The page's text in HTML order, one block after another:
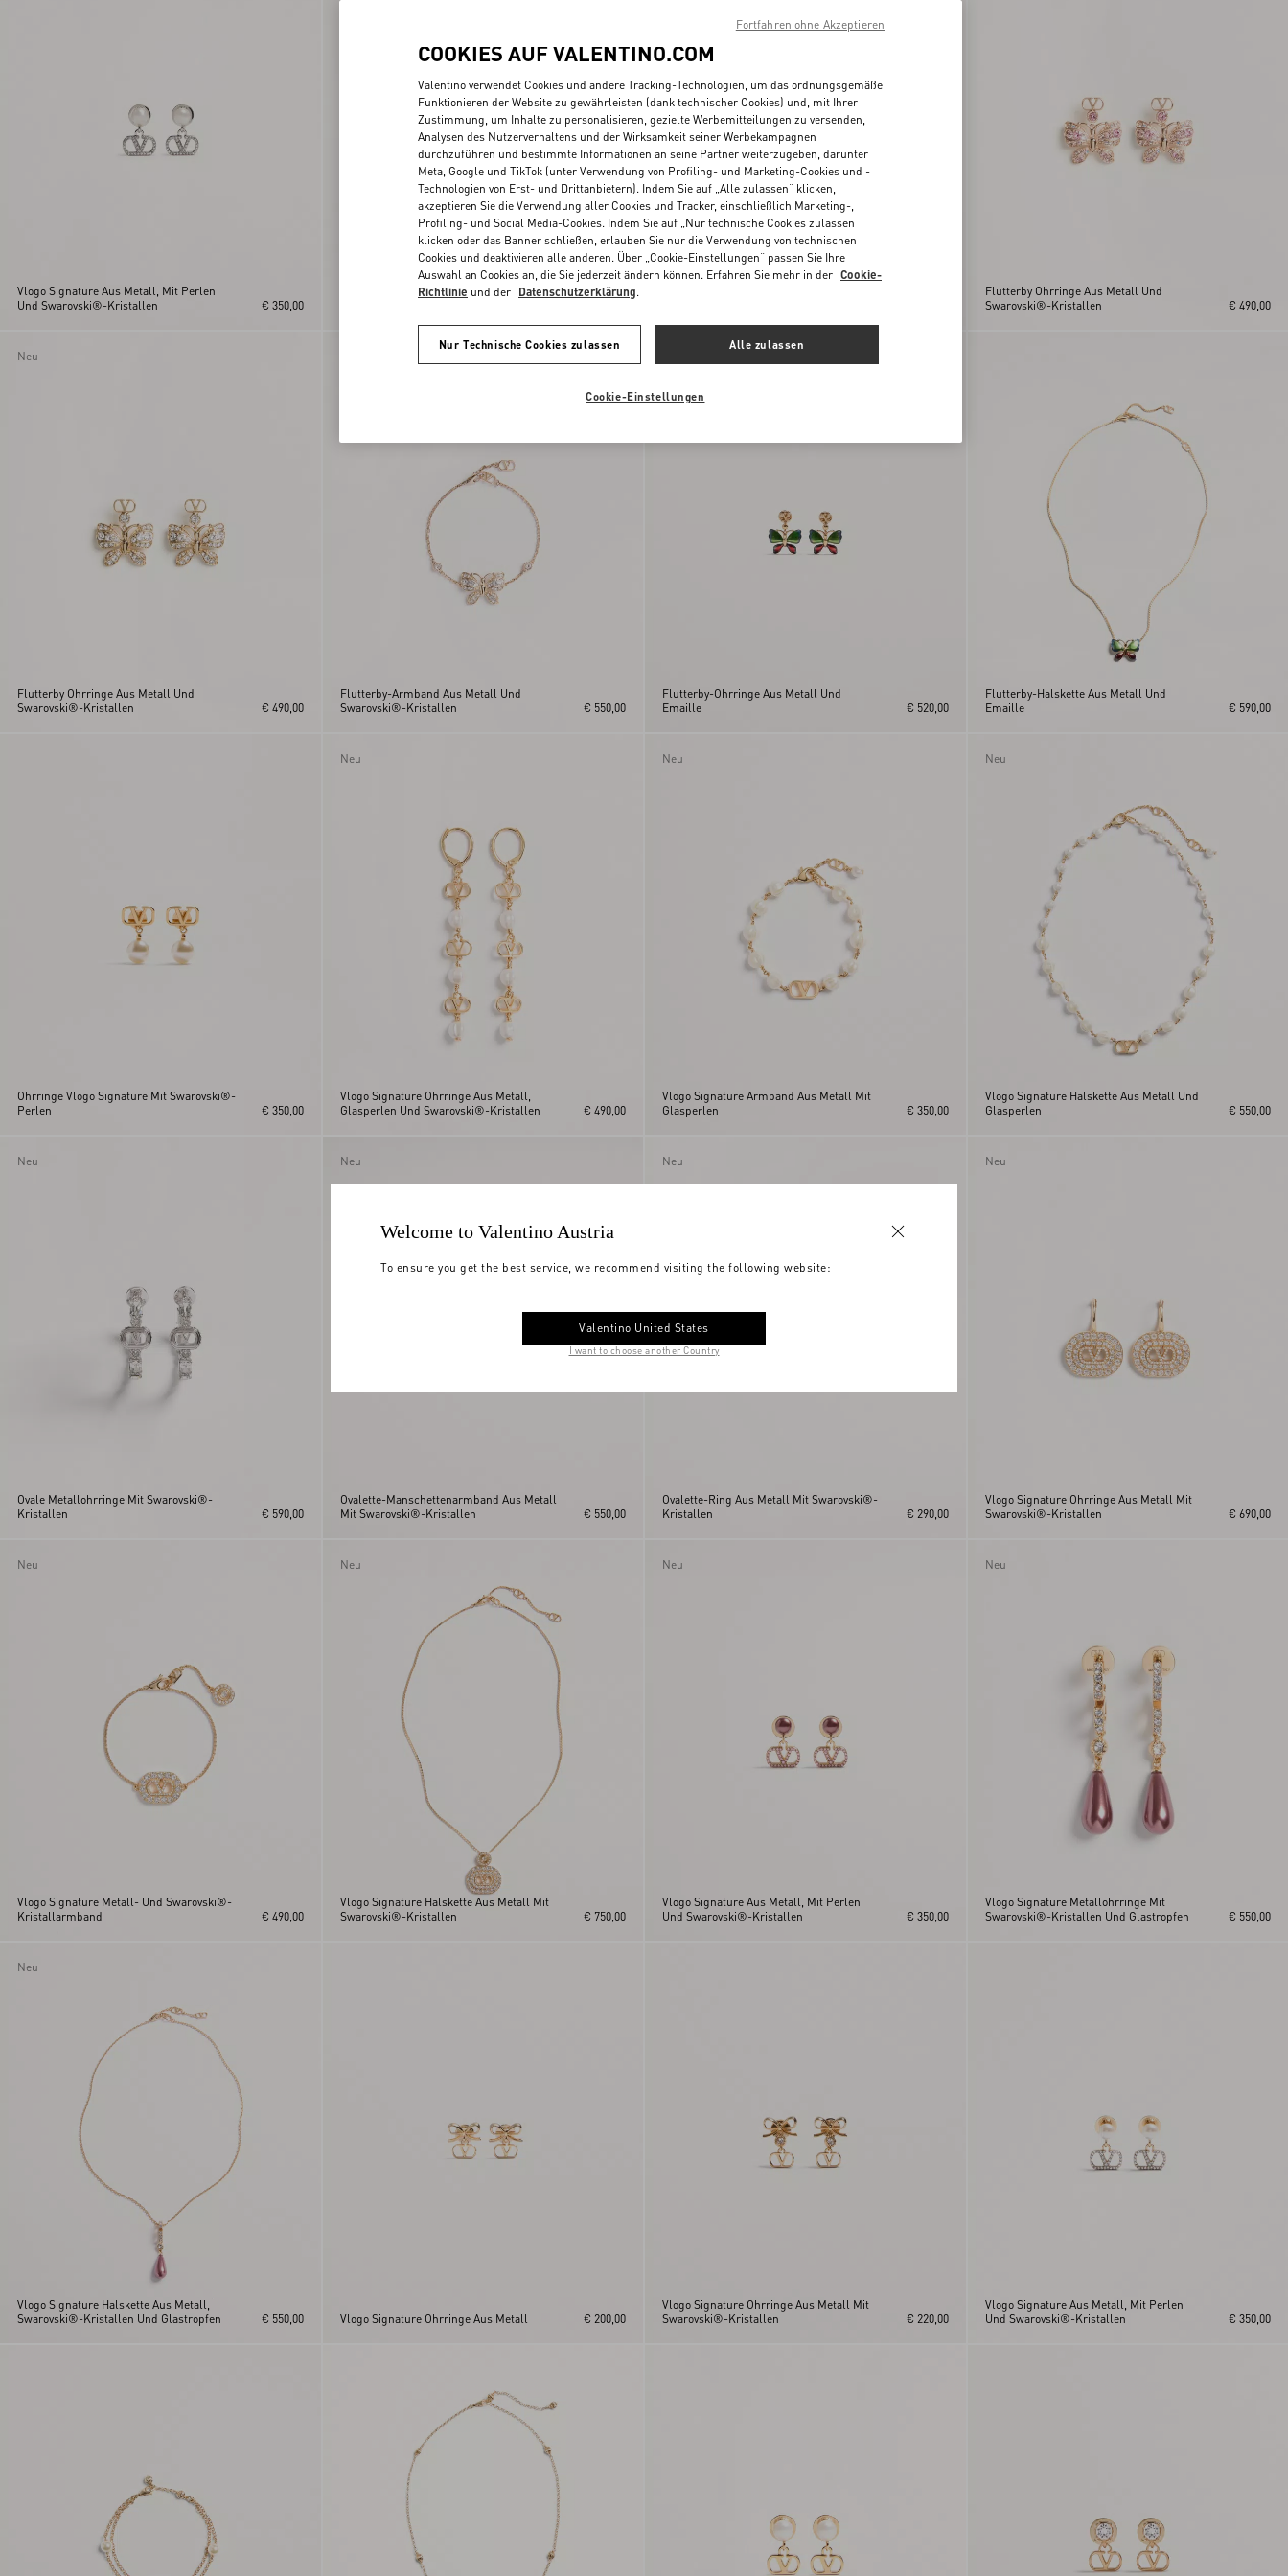
Vlogo Signature Aus Metall, Mit Perlen
Und Swarovski®-Kristallen
€ 350,00
Ohrringe Vlogo Signature Aus Metall Mit
Flutterby Ohrringe Aus Metall Und
Swarovski®-Kristallen
€ 490,00
Neu
Flutterby Ohrringe Aus Metall Und
Swarovski®-Kristallen
€ 490,00
Flutterby-Armband Aus Metall Und
Swarovski®-Kristallen
€ 550,00
Flutterby-Ohrringe Aus Metall Und
Emaille
€ 520,00
Flutterby-Halskette Aus Metall Und
Emaille
€ 590,00
Ohrringe Vlogo Signature Mit Swarovski®-
Perlen
€ 350,00
Neu
Vlogo Signature Ohrringe Aus Metall,
Glasperlen Und Swarovski®-Kristallen
€ 490,00
Neu
Vlogo Signature Armband Aus Metall Mit
Glasperlen
€ 350,00
Neu
Vlogo Signature Halskette Aus Metall Und
Glasperlen
€ 550,00
Neu
Ovale Metallohrringe Mit Swarovski®-
Kristallen
€ 590,00
Neu
Ovalette-Manschettenarmband Aus Metall
Mit Swarovski®-Kristallen
€ 550,00
Neu
Ovalette-Ring Aus Metall Mit Swarovski®-
Kristallen
€ 290,00
Neu
Vlogo Signature Ohrringe Aus Metall Mit
Swarovski®-Kristallen
€ 690,00
Neu
Vlogo Signature Metall- Und Swarovski®-
Kristallarmband
€ 490,00
Neu
Vlogo Signature Halskette Aus Metall Mit
Swarovski®-Kristallen
€ 750,00
Neu
Vlogo Signature Aus Metall, Mit Perlen
Und Swarovski®-Kristallen
€ 350,00
Neu
Vlogo Signature Metallohrringe Mit
Swarovski®-Kristallen Und Glastropfen
€ 550,00
Neu
Vlogo Signature Halskette Aus Metall,
Swarovski®-Kristallen Und Glastropfen
€ 550,00 Vlogo Signature Ohrringe Aus Metall € 200,00
Vlogo Signature Ohrringe Aus Metall Mit
Swarovski®-Kristallen
€ 220,00
Vlogo Signature Aus Metall, Mit Perlen
Und Swarovski®-Kristallen
€ 350,00
Welcome to Valentino Austria
To ensure you get the best service, we recommend visiting the following website:
Valentino United States
I want to choose another Country
COOKIES AUF VALENTINO.COM
Valentino verwendet Cookies und andere Tracking-Technologien, um das ordnungsgemäße
Funktionieren der Website zu gewährleisten (dank technischer Cookies) und, mit Ihrer
Zustimmung, um Inhalte zu personalisieren, gezielte Werbemitteilungen zu versenden,
Analysen des Nutzerverhaltens und der Wirksamkeit seiner Werbekampagnen
durchzuführen und bestimmte Informationen an seine Partner weiterzugeben, darunter
Meta, Google und TikTok (unter Verwendung von Profiling- und Marketing-Cookies und -
Technologien von Erst- und Drittanbietern). Indem Sie auf „Alle zulassen“ klicken,
akzeptieren Sie die Verwendung aller Cookies und Tracker, einschließlich Marketing-,
Profiling- und Social Media-Cookies. Indem Sie auf „Nur technische Cookies zulassen“
klicken oder das Banner schließen, erlauben Sie nur die Verwendung von technischen
Cookies und deaktivieren alle anderen. Über „Cookie-Einstellungen“ passen Sie Ihre
Auswahl an Cookies an, die Sie jederzeit ändern können. Erfahren Sie mehr in der Cookie-
Richtlinie und der Datenschutzerklärung.
Nur Technische Cookies zulassen Alle zulassen
Cookie-Einstellungen
Fortfahren ohne Akzeptieren